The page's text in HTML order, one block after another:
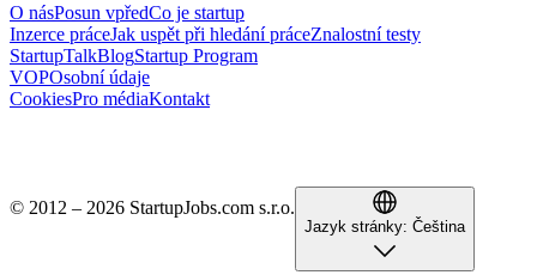
O násPosun vpředCo je startup
Inzerce práceJak uspět při hledání práceZnalostní testy
StartupTalkBlogStartup Program
VOPOsobní údaje
CookiesPro médiaKontakt
© 2012 – 2026 StartupJobs.com s.r.o.
Jazyk stránky: Čeština